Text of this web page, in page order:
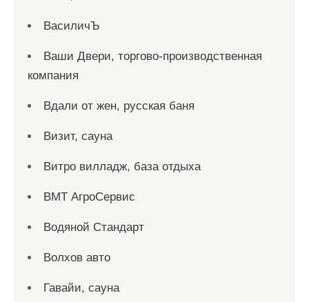
ВасиличЪ
Ваши Двери, торгово-производственная
компания
Вдали от жен, русская баня
Визит, сауна
Витро вилладж, база отдыха
ВМТ АгроСервис
Водяной Стандарт
Волхов авто
Гавайи, сауна